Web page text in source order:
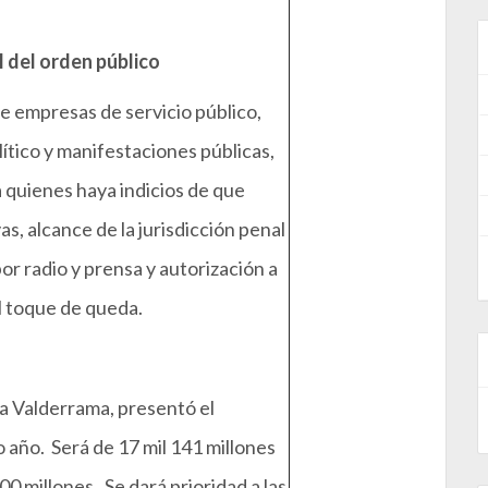
orden público
empresas de servicio público,
y manifestaciones públicas,
haya indicios de que
alcance de la jurisdicción penal
radio y prensa y autorización a
de queda.
Valderrama, presentó el
Será de 17 mil 141 millones